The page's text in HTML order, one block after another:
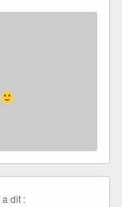
a dit :